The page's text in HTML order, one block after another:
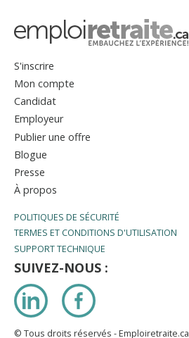
S'inscrire
Mon compte
Candidat
Employeur
Publier une offre
Blogue
Presse
À propos
POLITIQUES DE SÉCURITÉ
TERMES ET CONDITIONS D'UTILISATION
SUPPORT TECHNIQUE
SUIVEZ-NOUS :
LinkedIn
© Tous droits réservés - Emploiretraite.ca